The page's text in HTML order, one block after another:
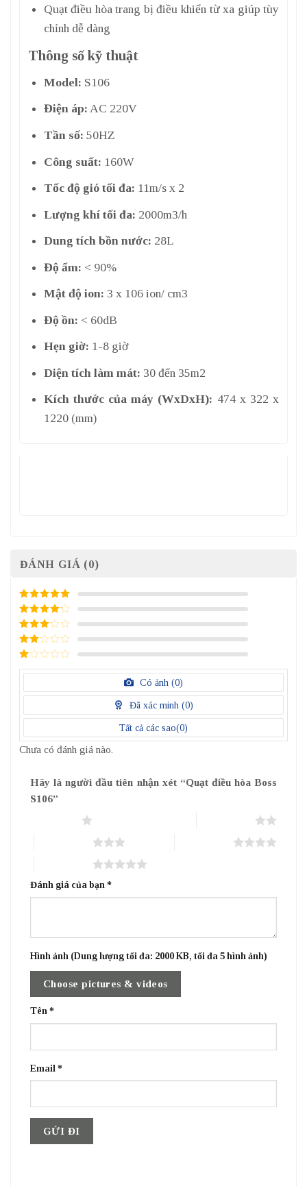
Quạt điều hòa trang bị điều khiển từ xa giúp tùy
chỉnh dễ dàng
Thông số kỹ thuật
Model: S106
Điện áp: AC 220V
Tần số: 50HZ
Công suất: 160W
Tốc độ gió tối đa: 11m/s x 2
Lượng khí tối đa: 2000m3/h
Dung tích bồn nước: 28L
Độ ẩm: < 90%
Mật độ ion: 3 x 106 ion/ cm3
Độ ồn: < 60dB
Hẹn giờ: 1-8 giờ
Diện tích làm mát: 30 đến 35m2
Kích thước của máy (WxDxH): 474 x 322 x
1220 (mm)
ĐÁNH GIÁ (0)
5/ 5 điểm
4/ 5
điểm
3/ 5
điểm
2/
điểm
1
điểm
Có ảnh (0)
Đã xác minh (0)
Tất cả các sao(0)
Chưa có đánh giá nào.
Hãy là người đầu tiên nhận xét “Quạt điều hòa Boss
S106”
Đánh giá của bạn *
Hình ảnh (Dung lượng tối đa: 2000 KB, tối đa 5 hình ảnh)
Choose pictures & videos
Tên *
Email *